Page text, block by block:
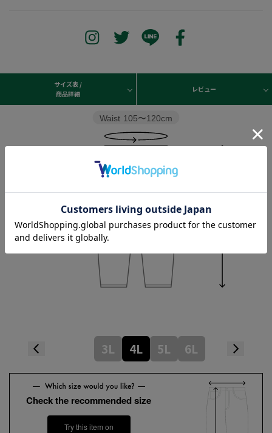
サイズ表 /
商品詳細
レビュー
Outseam length
Thickness of thigh 45cm
Waist 105〜120cm
3L 4L 5L 6L
Check the recommended size
Try this item on